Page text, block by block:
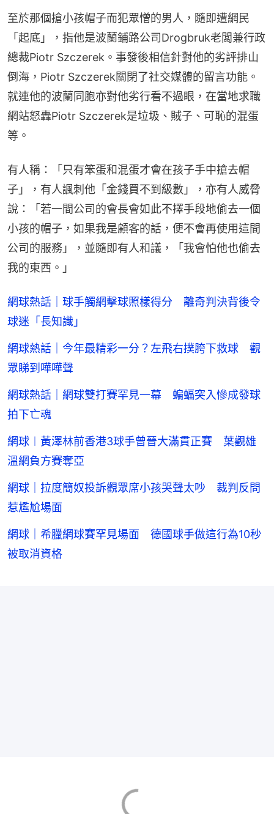
至於那個搶小孩帽子而犯眾憎的男人，隨即遭網民
「起底」，指他是波蘭鋪路公司Drogbruk老闆兼行政
總裁Piotr Szczerek。事發後相信針對他的劣評排山
倒海，Piotr Szczerek關閉了社交媒體的留言功能。
就連他的波蘭同胞亦對他劣行看不過眼，在當地求職
網站怒轟Piotr Szczerek是垃圾、賊子、可恥的混蛋
等。
有人稱：「只有笨蛋和混蛋才會在孩子手中搶去帽
子」，有人諷刺他「金錢買不到級數」，亦有人威脅
說：「若一間公司的會長會如此不擇手段地偷去一個
小孩的帽子，如果我是顧客的話，便不會再使用這間
公司的服務」，並隨即有人和議，「我會怕他也偷去
我的東西。」
網球熱話｜球手觸網擊球照樣得分 離奇判決背後令
球迷「長知識」
網球熱話｜今年最精彩一分？左飛右撲胯下救球 觀
眾睇到嘩嘩聲
網球熱話｜網球雙打賽罕見一幕 蝙蝠突入慘成發球
拍下亡魂
網球︱黃澤林前香港3球手曾晉大滿貫正賽 葉觀雄
溫網負方賽奪亞
網球｜拉度簡奴投訴觀眾席小孩哭聲太吵 裁判反問
惹尷尬場面
網球｜希臘網球賽罕見場面 德國球手做這行為10秒
被取消資格